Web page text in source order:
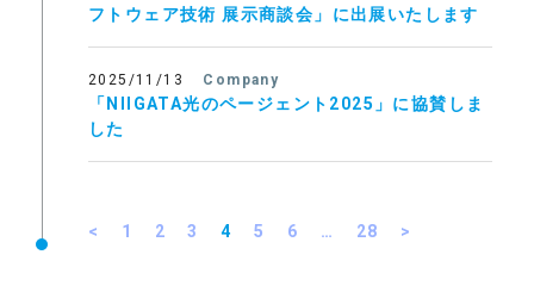
フトウェア技術 展示商談会」に出展いたします
2025/11/13 Company
「NIIGATA光のページェント2025」に協賛しま
した
< 1 2 3 4 5 6 … 28 >